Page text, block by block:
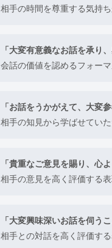
相手の時間を尊重する気持ち
「大変有意義なお話を承り
会話の価値を認めるフォーマ
「お話をうかがえて、大変
相手の知見から学ばせてい
「貴重なご意見を賜り、心
相手の意見を高く評価する表
「大変興味深いお話を伺う
相手との対話を高く評価する